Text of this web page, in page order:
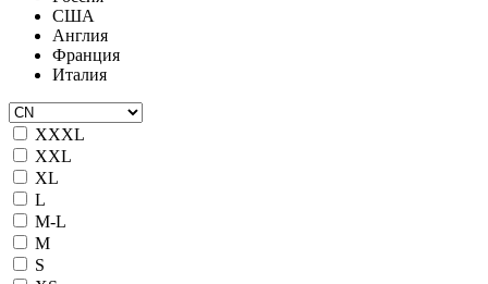
США
Англия
Франция
Италия
XXXL
XXL
XL
L
M-L
M
S